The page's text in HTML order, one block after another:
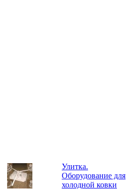
Улитка.
Оборудование для
холодной ковки